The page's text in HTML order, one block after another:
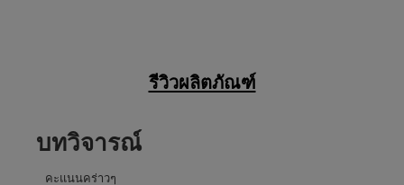
รีวิวผลิตภัณฑ์
บทวิจารณ์
คะแนนคร่าวๆ